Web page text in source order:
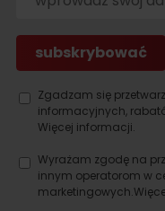
Zgadzam się
informacyjnych,
Więcej informacji.
Wyrażam zgodę na
innym operatorom w
marketingowych.